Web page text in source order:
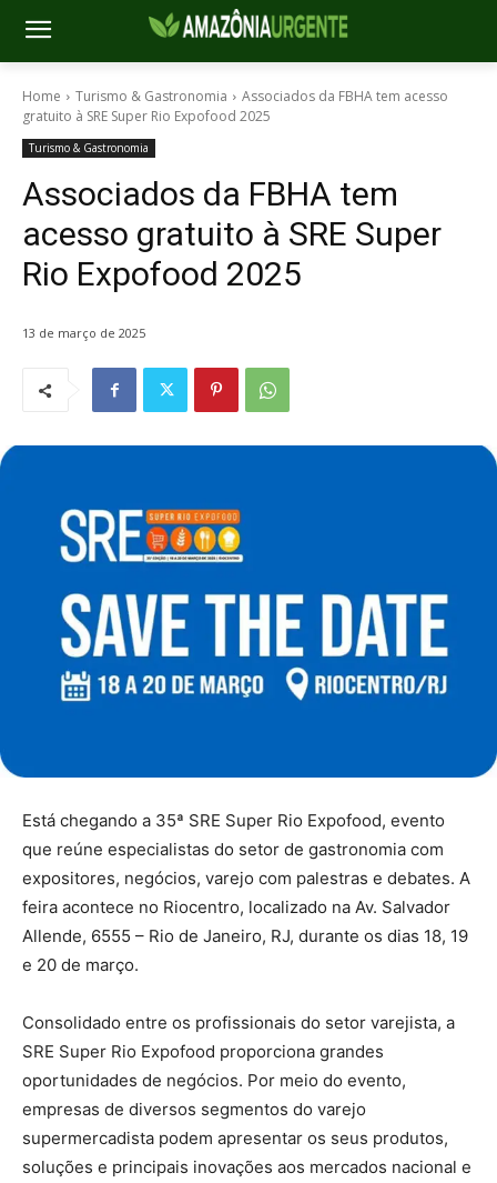
Home Turismo & Gastronomia
Associados da FBHA tem acesso
gratuito à SRE Super Rio Expofood 2025
Turismo & Gastronomia
Associados da FBHA tem
acesso gratuito à SRE Super
Rio Expofood 2025
13 de março de 2025
Está chegando a 35ª SRE Super Rio Expofood, evento
que reúne especialistas do setor de gastronomia com
expositores, negócios, varejo com palestras e debates. A
feira acontece no Riocentro, localizado na Av. Salvador
Allende, 6555 – Rio de Janeiro, RJ, durante os dias 18, 19
e 20 de março.
Consolidado entre os profissionais do setor varejista, a
SRE Super Rio Expofood proporciona grandes
oportunidades de negócios. Por meio do evento,
empresas de diversos segmentos do varejo
supermercadista podem apresentar os seus produtos,
soluções e principais inovações aos mercados nacional e